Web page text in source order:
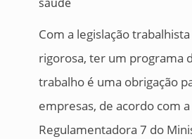
Com a legislação
rigorosa, ter um programa
trabalho é uma obrigação
empresas, de acordo com
Regulamentadora 7 do